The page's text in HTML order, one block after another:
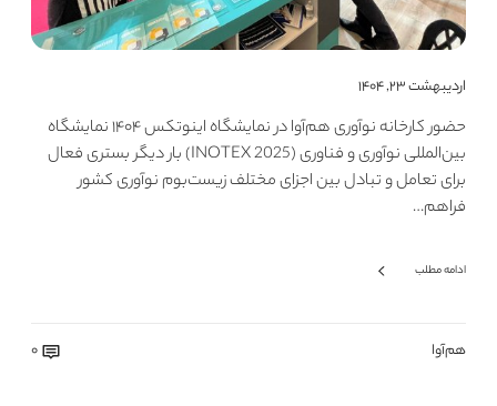
اردیبهشت ۲۳, ۱۴۰۴
حضور کارخانه نوآوری هم‌آوا در نمایشگاه اینوتکس ۱۴۰۴ نمایشگاه
بین‌المللی نوآوری و فناوری (INOTEX 2025) بار دیگر بستری فعال
برای تعامل و تبادل بین اجزای مختلف زیست‌بوم نوآوری کشور
فراهم…
ادامه مطلب
هم‌آوا 0